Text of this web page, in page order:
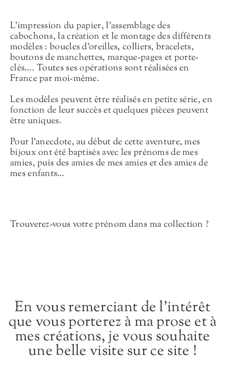
L’impression du papier, l’assemblage des
cabochons, la création et le montage des différents
modèles : boucles d’oreilles, colliers, bracelets,
boutons de manchettes, marque-pages et porte-
clés…. Toutes ses opérations sont réalisées en
France par moi-même.
Les modèles peuvent être réalisés en petite série, en
fonction de leur succès et quelques pièces peuvent
être uniques.
Pour l’anecdote, au début de cette aventure, mes
bijoux ont été baptisés avec les prénoms de mes
amies, puis des amies de mes amies et des amies de
mes enfants…
Trouverez-vous votre prénom dans ma collection ?
En vous remerciant de l’intérêt
que vous porterez à ma prose et à
mes créations, je vous souhaite
une belle visite sur ce site !